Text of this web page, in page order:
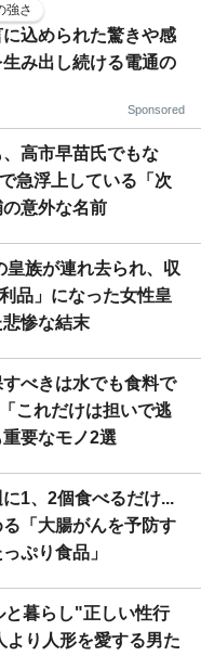
強さ
に込められた驚きや感
み出し続ける電通の
Sponsored
高市早苗氏でもな
急浮上している「次
意外な名前
皇族が連れ去られ、収
品」になった女性皇
惨な結末
べきは水でも食料で
これだけは担いで逃
要なモノ2選
1、2個食べるだけ...
「大腸がんを予防す
ぷり食品」
と暮らし"正しい性行
より人形を愛する男た